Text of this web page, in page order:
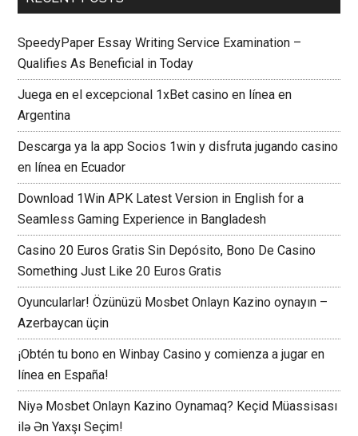
SpeedyPaper Essay Writing Service Examination –
Qualifies As Beneficial in Today
Juega en el excepcional 1xBet casino en línea en
Argentina
Descarga ya la app Socios 1win y disfruta jugando casino
en línea en Ecuador
Download 1Win APK Latest Version in English for a
Seamless Gaming Experience in Bangladesh
Casino 20 Euros Gratis Sin Depósito, Bono De Casino
Something Just Like 20 Euros Gratis
Oyuncularlar! Özünüzü Mosbet Onlayn Kazino oynayın –
Azerbaycan üçin
¡Obtén tu bono en Winbay Casino y comienza a jugar en
línea en España!
Niyə Mosbet Onlayn Kazino Oynamaq? Keçid Müassisası
ilə Ən Yaxşı Seçim!